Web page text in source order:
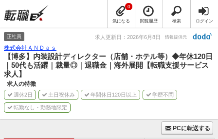
気になる
0
閲覧履歴 検索 ログイン
正社員 求人更新日：2026年6月8日 情報提供元
株式会社ＡＮＤａｓ
【博多】内装設計ディレクター（店舗・ホテル等）◆年休120日
｜50代も活躍｜裁量◎｜退職金｜海外展開【転職支援サービス
求人】
求人の特徴
週休2日 土日祝休み 年間休日120日以上 学歴不問
転勤なし・勤務地限定
PCに転送する